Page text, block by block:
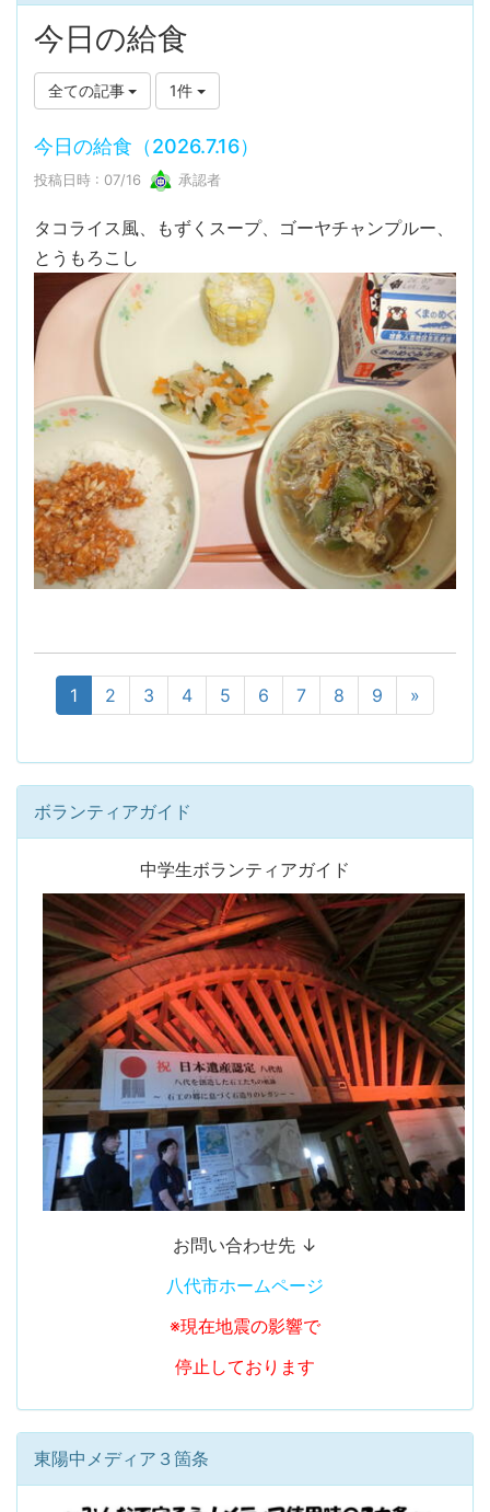
今日の給食
全ての記事 1件
今日の給食（2026.7.16）
投稿日時 : 07/16 承認者
タコライス風、もずくスープ、ゴーヤチャンプルー、
とうもろこし
1 2 3 4 5 6 7 8 9 »
ボランティアガイド
中学生ボランティアガイド
お問い合わせ先 ↓
八代市ホームページ
※現在地震の影響で
停止しております
東陽中メディア３箇条